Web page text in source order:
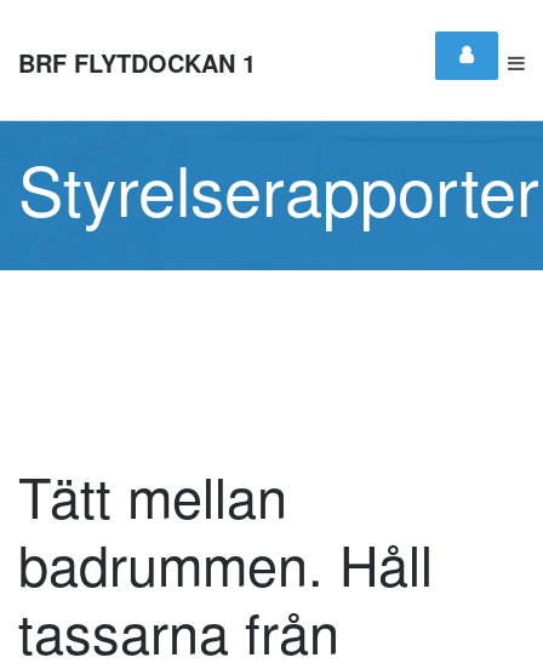
BRF FLYTDOCKAN 1
Styrelserapporter
Tätt mellan
badrummen. Håll
tassarna från